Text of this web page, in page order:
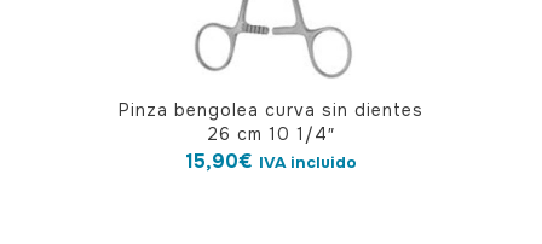
Pinza bengolea curva sin dientes
26 cm 10 1/4″
15,90€ IVA incluido